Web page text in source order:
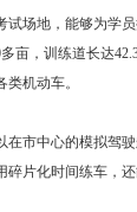
场地，能够为学员
亩，训练道长达
机动车。
市中心的模拟驾
碎片化时间练车，